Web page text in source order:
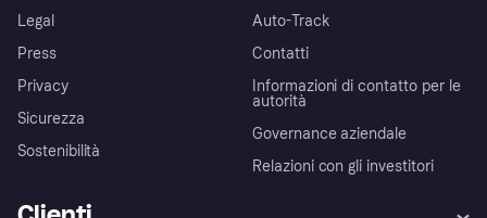
Legal
Press
Privacy
Sicurezza
Sostenibilità
Auto-Track
Contatti
Informazioni di contatto per le
autorità
Governance aziendale
Relazioni con gli investitori